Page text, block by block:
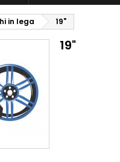
in lega 19"
19"